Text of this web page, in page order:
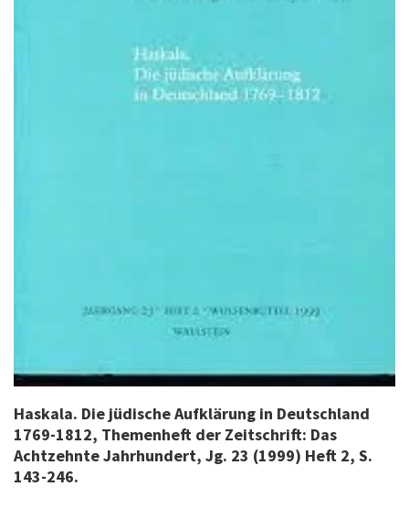
Haskala. Die jüdische Aufklärung in Deutschland
1769-1812, Themenheft der Zeitschrift: Das
Achtzehnte Jahrhundert, Jg. 23 (1999) Heft 2, S.
143-246.